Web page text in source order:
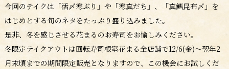
今回のテイクは「活〆寒ぶり」や「寒真だち」、「真鱈昆布〆」を
はじめとする旬のネタをたっぷり盛り込みました。
是非、冬を感じさせる花まるのお寿司をお愉しみください。
冬限定テイクアウトは回転寿司根室花まる全店舗で12/6(金)～翌年2
月末頃までの期間限定販売となりますので、この機会にお試しくだ